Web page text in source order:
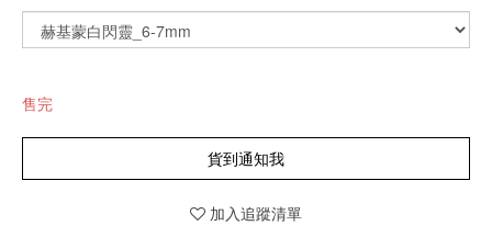
售完
貨到通知我
加入追蹤清單